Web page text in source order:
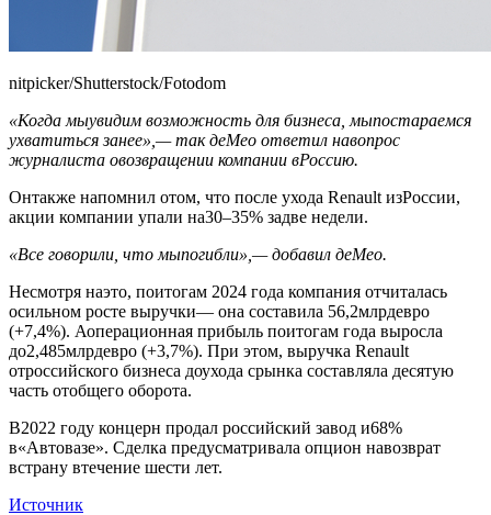
nitpicker/Shutterstock/Fotodom
«Когда мыувидим возможность для бизнеса, мыпостараемся
ухватиться занее»,— так деМео ответил навопрос
журналиста овозвращении компании вРоссию.
Онтакже напомнил отом, что после ухода Renault изРоссии,
акции компании упали на30–35% задве недели.
«Все говорили, что мыпогибли»,— добавил деМео.
Несмотря наэто, поитогам 2024 года компания отчиталась
осильном росте выручки— она составила 56,2млрдевро
(+7,4%). Аоперационная прибыль поитогам года выросла
до2,485млрдевро (+3,7%). При этом, выручка Renault
отроссийского бизнеса доухода срынка составляла десятую
часть отобщего оборота.
В2022 году концерн продал российский завод и68%
в«Автовазе». Сделка предусматривала опцион навозврат
встрану втечение шести лет.
Источник